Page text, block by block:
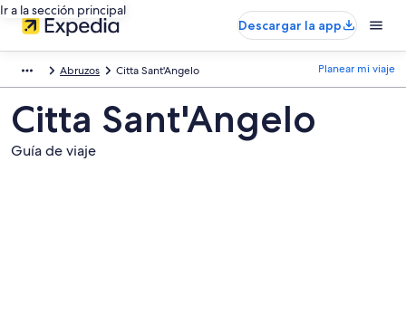
Ir a la sección principal
Descargar la app
Abruzos Citta Sant'Angelo Planear mi viaje
Citta Sant'Angelo
Guía de viaje